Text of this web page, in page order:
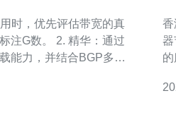
时，优先评估带宽的真
注G数。 2. 精华：通过
能力，并结合BGP多线
运维SLA，确保抗攻击
香
和